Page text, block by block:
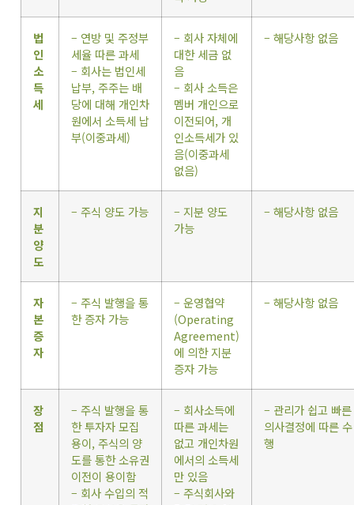
법
인
소
득
세
– 연방 및 주정부
세율 따른 과세
– 회사는 법인세
납부, 주주는 배
당에 대해 개인차
원에서 소득세 납
부(이중과세)
– 회사 자체에
대한 세금 없
음
– 회사 소득은
멤버 개인으로
이전되어, 개
인소득세가 있
음(이중과세
없음)
– 해당사항 없음
지
분
양
도
– 주식 양도 가능
– 지분 양도
가능
– 해당사항 없음
자
본
증
자
– 주식 발행을 통
한 증자 가능
– 운영협약
(Operating
Agreement)
에 의한 지분
증자 가능
– 해당사항 없음
장
점
– 주식 발행을 통
한 투자자 모집
용이, 주식의 양
도를 통한 소유권
이전이 용이함
– 회사 수입의 적
– 회사소득에
따른 과세는
없고 개인차원
에서의 소득세
만 있음
– 주식회사와
– 관리가 쉽고 빠른
의사결정에 따른 수
행